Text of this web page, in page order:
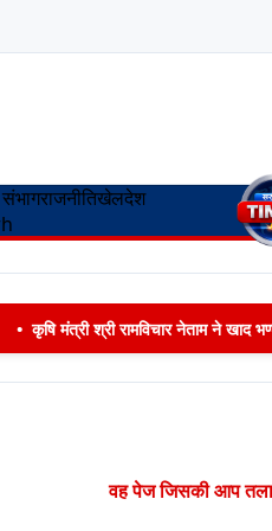
राजनीतिखेलदेश
• कृषि मंत्री श्री रामविचार नेताम ने खाद
वह पेज जिसकी आप